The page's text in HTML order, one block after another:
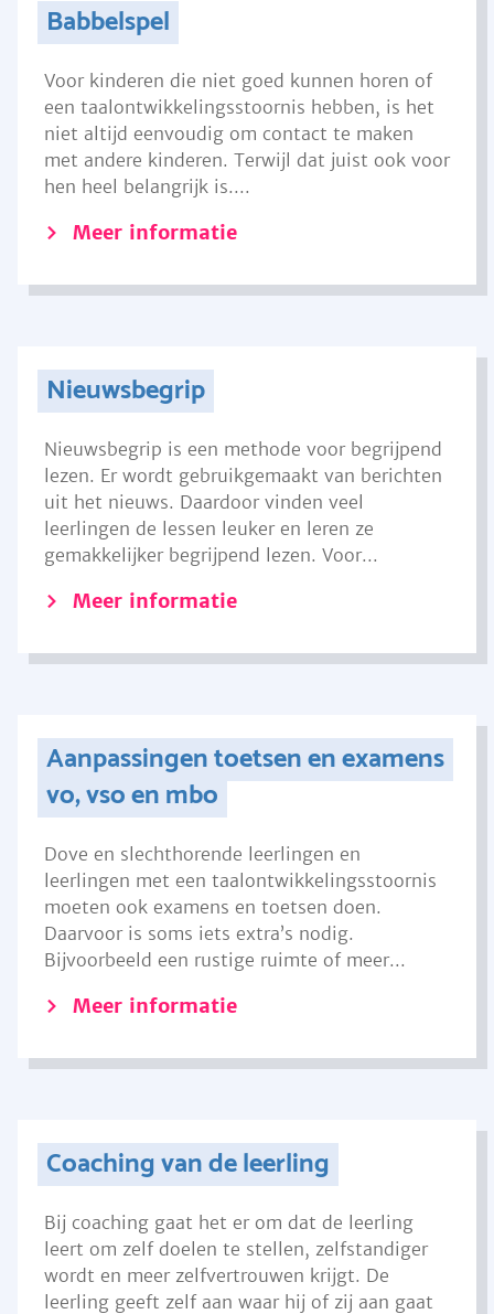
Babbelspel
Voor kinderen die niet goed kunnen horen of
een taalontwikkelingsstoornis hebben, is het
niet altijd eenvoudig om contact te maken
met andere kinderen. Terwijl dat juist ook voor
hen heel belangrijk is....
Meer informatie
Nieuwsbegrip
Nieuwsbegrip is een methode voor begrijpend
lezen. Er wordt gebruikgemaakt van berichten
uit het nieuws. Daardoor vinden veel
leerlingen de lessen leuker en leren ze
gemakkelijker begrijpend lezen. Voor...
Meer informatie
Aanpassingen toetsen en examens
vo, vso en mbo
Dove en slechthorende leerlingen en
leerlingen met een taalontwikkelingsstoornis
moeten ook examens en toetsen doen.
Daarvoor is soms iets extra’s nodig.
Bijvoorbeeld een rustige ruimte of meer...
Meer informatie
Coaching van de leerling
Bij coaching gaat het er om dat de leerling
leert om zelf doelen te stellen, zelfstandiger
wordt en meer zelfvertrouwen krijgt. De
leerling geeft zelf aan waar hij of zij aan gaat